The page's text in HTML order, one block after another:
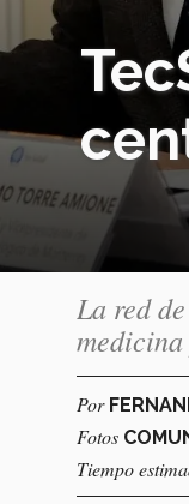
La red
Por
Fotos
Tiempo